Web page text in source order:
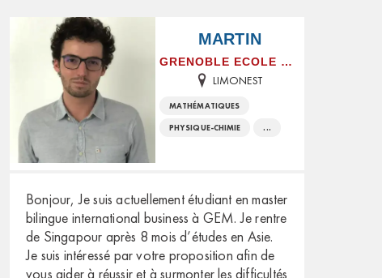
MARTIN
GRENOBLE ECOLE DE MANAGEMENT
LIMONEST
MATHÉMATIQUES
PHYSIQUE-CHIMIE ...
Bonjour, Je suis actuellement étudiant en master
bilingue international business à GEM. Je rentre
de Singapour après 8 mois d’études en Asie.
Je suis intéressé par votre proposition afin de
vous aider à réussir et à surmonter les difficultés